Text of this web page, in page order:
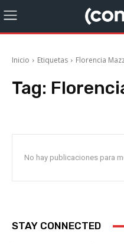
Inicio Etiquetas Florencia
Tag:
No hay publicaciones para
STAY CONNECTED